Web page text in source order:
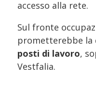
accesso alla rete.
Sul fronte
prometterebbe la
posti di lavoro,
Vestfalia.